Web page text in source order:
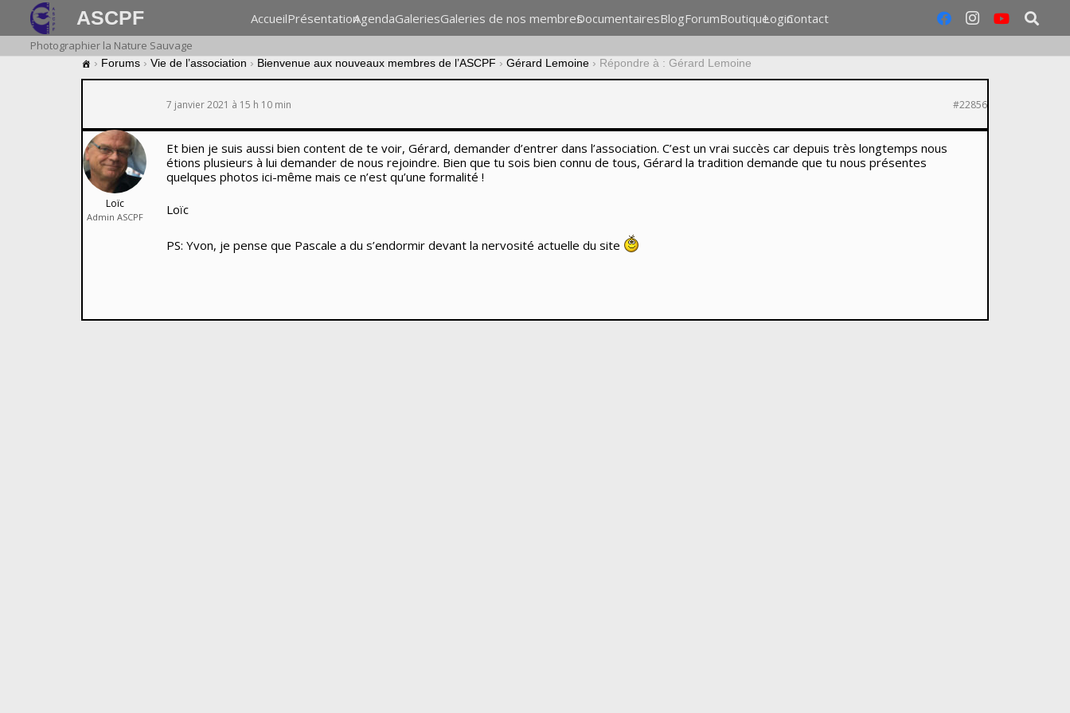
ASCPF AccueilPrésentationAgendaGaleriesGaleries de nos membresDocumentairesBlogForumBoutiqueLoginContact
Photographier la Nature Sauvage
› Forums › Vie de l’association › Bienvenue aux nouveaux membres de l’ASCPF › Gérard Lemoine › Répondre à : Gérard Lemoine
7 janvier 2021 à 15 h 10 min #22856
Loïc
Admin ASCPF
Et bien je suis aussi bien content de te voir, Gérard, demander d’entrer dans l’association. C’est un vrai succès car depuis très longtemps nous
étions plusieurs à lui demander de nous rejoindre. Bien que tu sois bien connu de tous, Gérard la tradition demande que tu nous présentes
quelques photos ici-même mais ce n’est qu’une formalité !
Loïc
PS: Yvon, je pense que Pascale a du s’endormir devant la nervosité actuelle du site